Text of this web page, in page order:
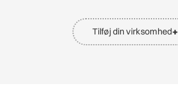
Tilføj din virksomhed+